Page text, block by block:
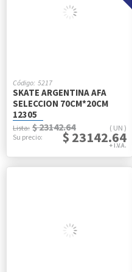
5217
SKATE ARGENTINA AFA
SELECCION 70CM*20CM
12305
UN
$ 23142.64
$ 23142.64